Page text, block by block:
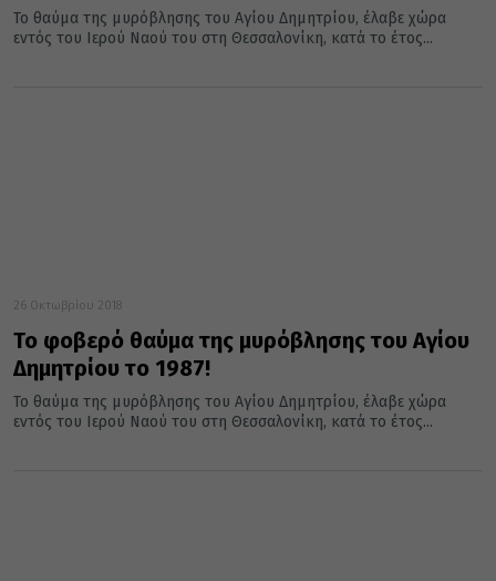
Το θαύμα της μυρόβλησης του Αγίου Δημητρίου, έλαβε χώρα
εντός του Ιερού Ναού του στη Θεσσαλονίκη, κατά το έτος...
26 Οκτωβρίου 2018
Το φοβερό θαύμα της μυρόβλησης του Αγίου
Δημητρίου το 1987!
Το θαύμα της μυρόβλησης του Αγίου Δημητρίου, έλαβε χώρα
εντός του Ιερού Ναού του στη Θεσσαλονίκη, κατά το έτος...